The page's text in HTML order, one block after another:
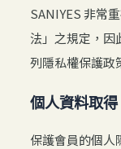
SANIYES 非常
法」之規定，因
列隱私權保護政
個人資料取得
保護會員的個人